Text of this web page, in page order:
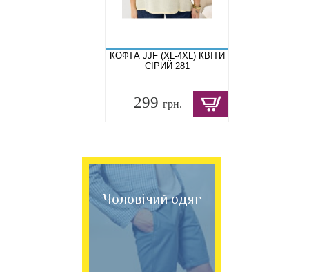
КОФТА JJF (XL-4XL) КВІТИ
СІРИЙ 281
299 грн.
Чоловічий одяг